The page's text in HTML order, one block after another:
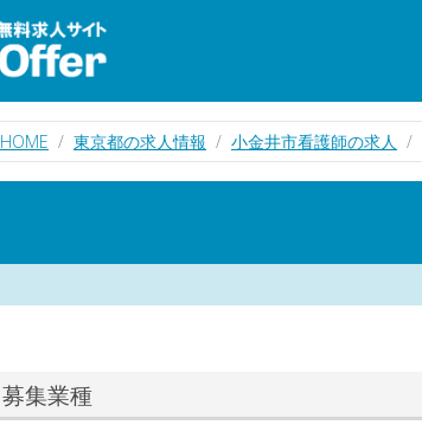
HOME 東京都の求人情報 小金井市看護師の求人
募集業種